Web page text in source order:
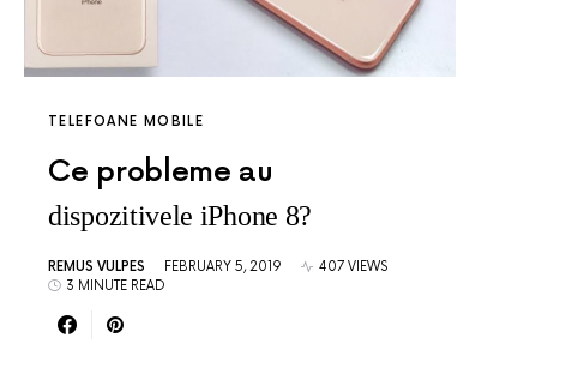
TELEFOANE MOBILE
Ce probleme au
dispozitivele iPhone 8?
REMUS VULPES FEBRUARY 5, 2019
407 VIEWS
3 MINUTE READ